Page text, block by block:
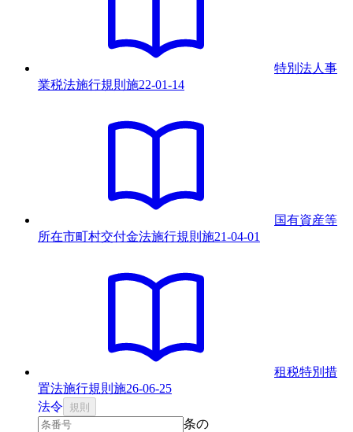
特別法人事
業税法施行規則 施22-01-14
国有資産等
所在市町村交付金法施行規則 施21-04-01
租税特別措
置法施行規則 施26-06-25
法令 規則
条の